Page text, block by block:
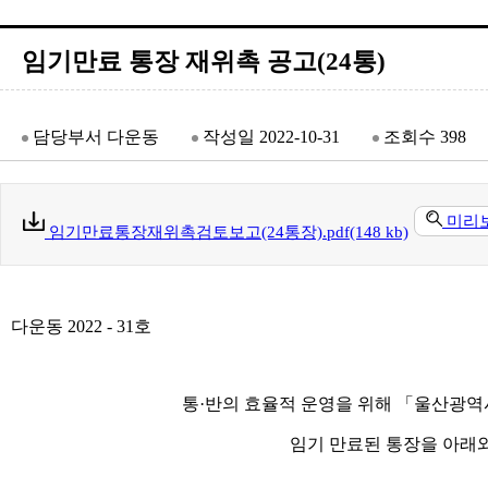
임기만료 통장 재위촉 공고(24통)
담당부서 다운동 작성일 2022-10-31 조회수 398
임기만료통장재위촉검토보고(24통장).pdf(148 kb)
미리
다운동 2022 - 31호
통·반의 효율적 운영을 위해 「 울산광
임기 만료된 통장을 아래